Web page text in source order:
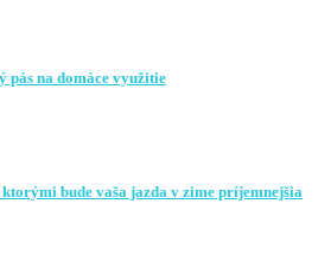
pás na domáce využitie
bude vaša jazda v zime príjemnejšia